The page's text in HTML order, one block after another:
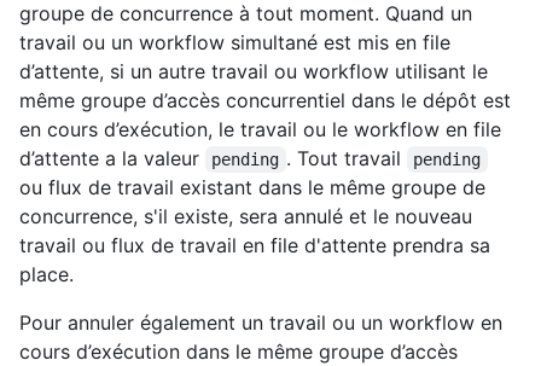
groupe de concurrence à tout moment. Quand un
travail ou un workflow simultané est mis en file
d’attente, si un autre travail ou workflow utilisant le
même groupe d’accès concurrentiel dans le dépôt est
en cours d’exécution, le travail ou le workflow en file
d’attente a la valeur
pending . Tout travail pending
ou flux de travail existant dans le même groupe de
concurrence, s'il existe, sera annulé et le nouveau
travail ou flux de travail en file d'attente prendra sa
place.
Pour annuler également un travail ou un workflow en
cours d’exécution dans le même groupe d’accès